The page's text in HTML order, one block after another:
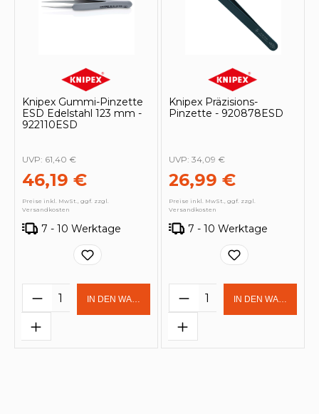
Knipex Gummi-Pinzette
ESD Edelstahl 123 mm -
922110ESD
46,19 €
UVP: 61,40 €
Preise inkl. MwSt., ggf. zzgl.
Versandkosten
7 - 10 Werktage
Produkt Anzahl: Gib den
IN DEN WARENKORB
Knipex Präzisions-
Pinzette - 920878ESD
26,99 €
UVP: 34,09 €
Preise inkl. MwSt., ggf. zzgl.
Versandkosten
7 - 10 Werktage
Produkt Anzahl:
IN DEN